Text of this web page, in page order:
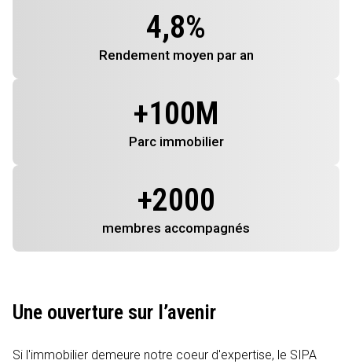
4,8%
Rendement moyen par an
+100M
Parc immobilier
+2000
membres accompagnés
Une ouverture sur l’avenir
Si l'immobilier demeure notre coeur d'expertise, le SIPA